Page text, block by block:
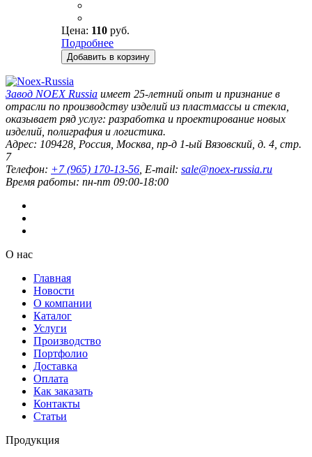
Цена: 110 руб.
Подробнее
Добавить в корзину
Завод NOEX Russia имеет 25-летний опыт и признание в
отрасли по производству изделий из пластмассы и стекла,
оказывает ряд услуг: разработка и проектирование новых
изделий, полиграфия и логистика.
Адрес: 109428 Россия Москва пр-д 1-ый Вязовский, д. 4, стр.
7
Телефон: +7 (965) 170-13-56 , E-mail: sale@noex-russia.ru
Время работы: пн-пт 09:00-18:00
О нас
Главная
Новости
О компании
Каталог
Услуги
Производство
Портфолио
Доставка
Оплата
Как заказать
Контакты
Статьи
Продукция